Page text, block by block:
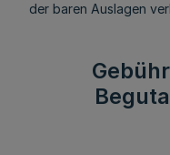
der baren Auslagen